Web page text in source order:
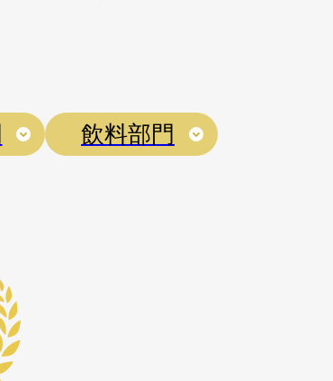
飲料部門